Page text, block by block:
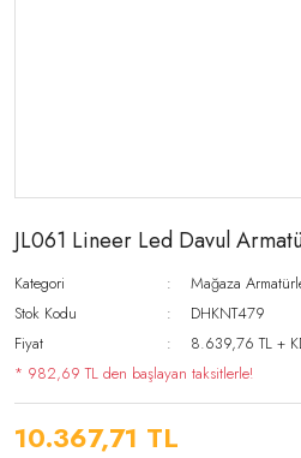
JL061 Lineer Led Davul
Kategori
Mağaza
Stok Kodu
DHKNT479
Fiyat
8.639,76 TL +
* 982,69 TL den başlayan taksitlerle!
10.367,71 TL